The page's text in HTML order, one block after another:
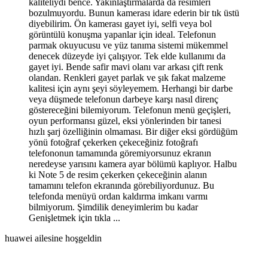
kaliteliydi bence. Yakınlaştırmalarda da resimleri
bozulmuyordu. Bunun kamerası idare ederin bir tık üstü
diyebilirim. Ön kamerası gayet iyi, selfi veya bol
görüntülü konuşma yapanlar için ideal. Telefonun
parmak okuyucusu ve yüz tanıma sistemi mükemmel
denecek düzeyde iyi çalışıyor. Tek elde kullanımı da
gayet iyi. Bende safir mavi olanı var arkası çift renk
olandan. Renkleri gayet parlak ve şık fakat malzeme
kalitesi için aynı şeyi söyleyemem. Herhangi bir darbe
veya düşmede telefonun darbeye karşı nasıl direnç
göstereceğini bilemiyorum. Telefonun menü geçişleri,
oyun performansı güzel, eksi yönlerinden bir tanesi
hızlı şarj özelliğinin olmaması. Bir diğer eksi gördüğüm
yönü fotoğraf çekerken çekeceğiniz fotoğrafı
telefononun tamamında göremiyorsunuz ekranın
neredeyse yarısını kamera ayar bölümü kaplıyor. Halbu
ki Note 5 de resim çekerken çekeceğinin alanın
tamamını telefon ekranında görebiliyordunuz. Bu
telefonda menüyü ordan kaldırma imkanı varmı
bilmiyorum. Şimdilik deneyimlerim bu kadar
Genişletmek için tıkla ...
huawei ailesine hoşgeldin